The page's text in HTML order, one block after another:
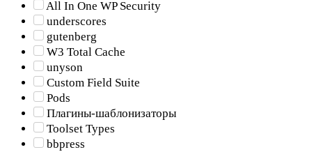
All In One WP Security
underscores
gutenberg
W3 Total Cache
unyson
Custom Field Suite
Pods
Плагины-шаблонизаторы
Toolset Types
bbpress